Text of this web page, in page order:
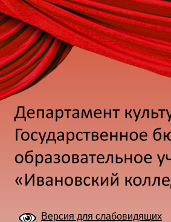
Версия для слабовидящих